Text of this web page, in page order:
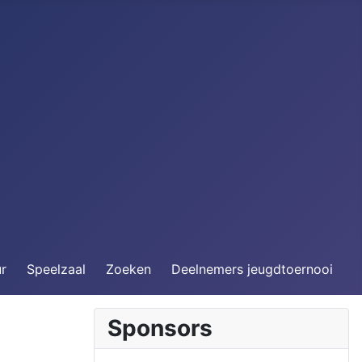
Speelzaal Zoeken Deelnemers jeugdtoernooi
Sponsors